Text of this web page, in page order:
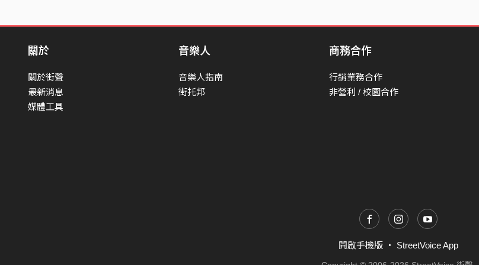
關於
關於街聲
最新消息
媒體工具
音樂人
音樂人指南
街托邦
商務合作
行銷業務合作
非營利 / 校園合作
開啟手機版 ・ StreetVoice App